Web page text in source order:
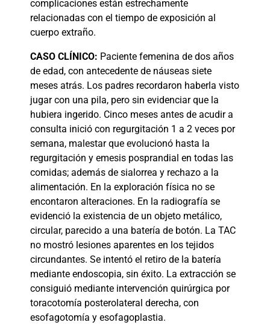
complicaciones están estrechamente
relacionadas con el tiempo de exposición al
cuerpo extraño.
CASO CLÍNICO: Paciente femenina de dos años
de edad, con antecedente de náuseas siete
meses atrás. Los padres recordaron haberla visto
jugar con una pila, pero sin evidenciar que la
hubiera ingerido. Cinco meses antes de acudir a
consulta inició con regurgitación 1 a 2 veces por
semana, malestar que evolucionó hasta la
regurgitación y emesis posprandial en todas las
comidas; además de sialorrea y rechazo a la
alimentación. En la exploración física no se
encontaron alteraciones. En la radiografía se
evidenció la existencia de un objeto metálico,
circular, parecido a una batería de botón. La TAC
no mostró lesiones aparentes en los tejidos
circundantes. Se intentó el retiro de la batería
mediante endoscopia, sin éxito. La extracción se
consiguió mediante intervención quirúrgica por
toracotomía posterolateral derecha, con
esofagotomía y esofagoplastia.